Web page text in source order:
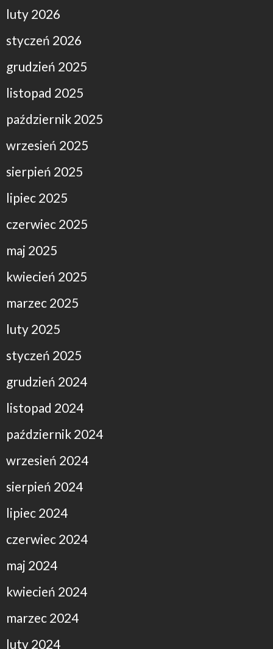
luty 2026
styczeń 2026
grudzień 2025
listopad 2025
październik 2025
wrzesień 2025
sierpień 2025
lipiec 2025
czerwiec 2025
maj 2025
kwiecień 2025
marzec 2025
luty 2025
styczeń 2025
grudzień 2024
listopad 2024
październik 2024
wrzesień 2024
sierpień 2024
lipiec 2024
czerwiec 2024
maj 2024
kwiecień 2024
marzec 2024
luty 2024